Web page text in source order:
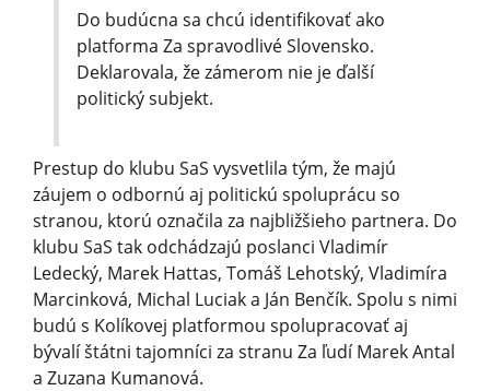
Do budúcna sa chcú identifikovať ako
platforma Za spravodlivé Slovensko.
Deklarovala, že zámerom nie je ďalší
politický subjekt.
Prestup do klubu SaS vysvetlila tým, že majú
záujem o odbornú aj politickú spoluprácu so
stranou, ktorú označila za najbližšieho partnera. Do
klubu SaS tak odchádzajú poslanci Vladimír
Ledecký, Marek Hattas, Tomáš Lehotský, Vladimíra
Marcinková, Michal Luciak a Ján Benčík. Spolu s nimi
budú s Kolíkovej platformou spolupracovať aj
bývalí štátni tajomníci za stranu Za ľudí Marek Antal
a Zuzana Kumanová.